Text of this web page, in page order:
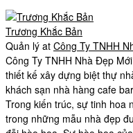
Trương Khắc Bản
Quản lý at Công Ty TNHH
Công Ty TNHH Nhà Đẹp
thiết kế xây dựng biệt thự
khách sạn nhà hàng cafe
Trong kiến trúc, sự tinh hoa
trong những mẫu nhà đẹp